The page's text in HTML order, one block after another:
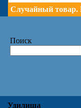
Случайный товар.
Поиск
Удилища